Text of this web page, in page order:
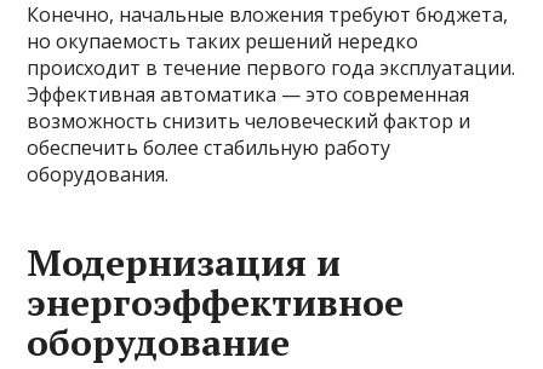
Конечно, начальные вложения требуют бюджета,
но окупаемость таких решений нередко
происходит в течение первого года эксплуатации.
Эффективная автоматика — это современная
возможность снизить человеческий фактор и
обеспечить более стабильную работу
оборудования.
Модернизация и
энергоэффективное
оборудование